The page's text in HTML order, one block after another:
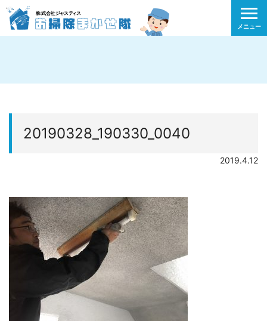
メニュー
20190328_190330_0040
2019.4.12